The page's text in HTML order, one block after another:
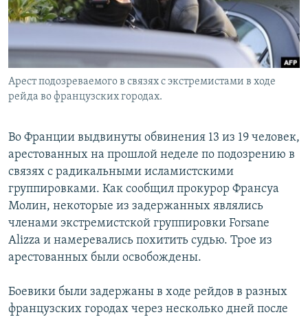
Հայերեն
English
Арест подозреваемого в связях с экстремистами в ходе
рейда во французских городах.
Во Франции выдвинуты обвинения 13 из 19 человек,
арестованных на прошлой неделе по подозрению в
связях с радикальными исламистскими
группировками. Как сообщил прокурор Франсуа
Молин, некоторые из задержанных являлись
членами экстремистской группировки Forsane
Alizza и намеревались похитить судью. Трое из
арестованных были освобождены.
Боевики были задержаны в ходе рейдов в разных
французских городах через несколько дней после